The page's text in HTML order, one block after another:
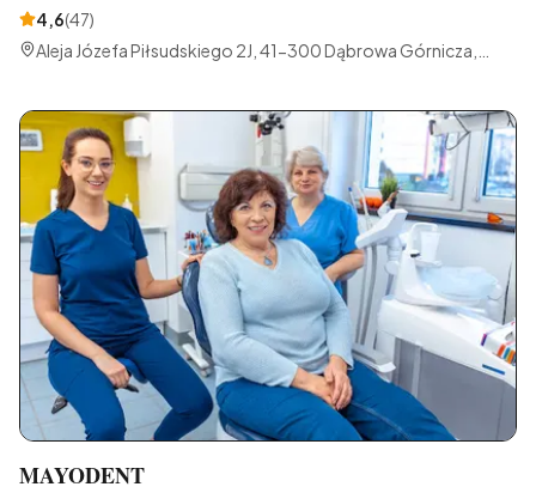
4,6(47)
Aleja Józefa Piłsudskiego 2J, 41-300 Dąbrowa Górnicza,
MAYODENT